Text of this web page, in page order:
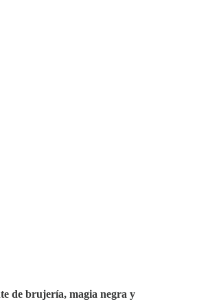
de brujería, magia negra y